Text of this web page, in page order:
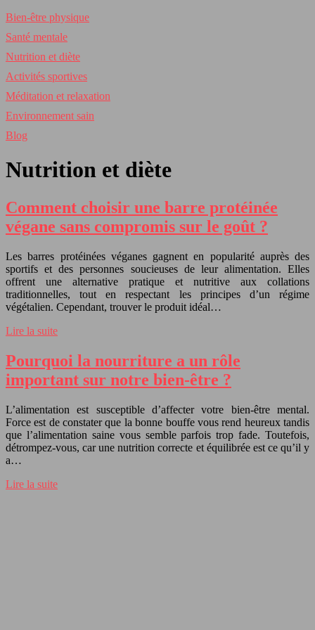
Bien-être physique
Santé mentale
Nutrition et diète
Activités sportives
Méditation et relaxation
Environnement sain
Blog
Nutrition et diète
Comment choisir une barre protéinée
végane sans compromis sur le goût ?
Les barres protéinées véganes gagnent en popularité auprès des
sportifs et des personnes soucieuses de leur alimentation. Elles
offrent une alternative pratique et nutritive aux collations
traditionnelles, tout en respectant les principes d’un régime
végétalien. Cependant, trouver le produit idéal…
Lire la suite
Pourquoi la nourriture a un rôle
important sur notre bien-être ?
L’alimentation est susceptible d’affecter votre bien-être mental.
Force est de constater que la bonne bouffe vous rend heureux tandis
que l’alimentation saine vous semble parfois trop fade. Toutefois,
détrompez-vous, car une nutrition correcte et équilibrée est ce qu’il y
a…
Lire la suite